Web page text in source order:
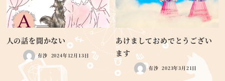
人の話を聞かない
有沙 2024年12月13日
あけましておめでとうござい
ます
有沙 2023年3月21日